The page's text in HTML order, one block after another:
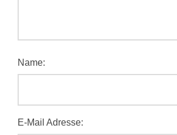
Name:
E-Mail Adresse: